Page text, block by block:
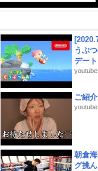
うぶ
デート
ご紹
朝倉
グ挑